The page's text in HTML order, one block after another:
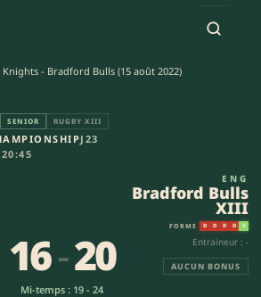
Knights - Bradford Bulls (15 août 2022)
XIII -
SENIOR RUGBY XIII
J23
16-20
Mi-temps : 19 - 24
ENG
Bradford Bulls
XIII
FORME D D D D V
Entraineur : -
AUCUN BONUS